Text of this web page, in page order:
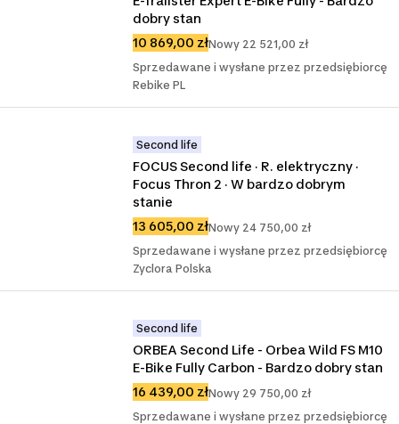
dobry stan
10 869,00 złNowy 22 521,00 zł
Sprzedawane i wysłane przez przedsiębiorcę
Rebike PL
Second life
FOCUS Second life · R. elektryczny ·
Focus Thron 2 · W bardzo dobrym
stanie
13 605,00 złNowy 24 750,00 zł
Sprzedawane i wysłane przez przedsiębiorcę
Zyclora Polska
Second life
ORBEA Second Life - Orbea Wild FS M10
E-Bike Fully Carbon - Bardzo dobry stan
16 439,00 złNowy 29 750,00 zł
Sprzedawane i wysłane przez przedsiębiorcę